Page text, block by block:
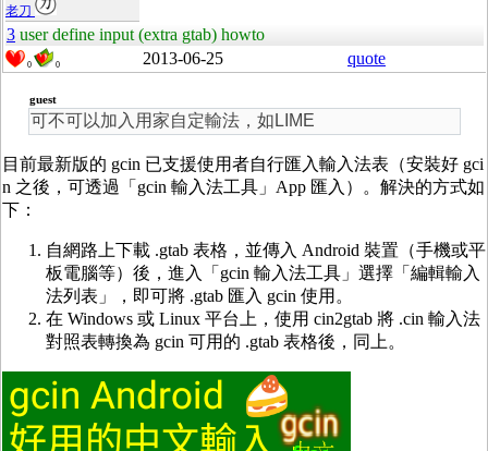
老刀
3 user define input (extra gtab) howto
0 0 2013-06-25 quote
guest
可不可以加入用家自定輸法，如LIME
目前最新版的 gcin 已支援使用者自行匯入輸入法表（安裝好 gci
n 之後，可透過「gcin 輸入法工具」App 匯入）。解決的方式如
下：
自網路上下載 .gtab 表格，並傳入 Android 裝置（手機或平
板電腦等）後，進入「gcin 輸入法工具」選擇「編輯輸入
法列表」，即可將 .gtab 匯入 gcin 使用。
在 Windows 或 Linux 平台上，使用 cin2gtab 將 .cin 輸入法
對照表轉換為 gcin 可用的 .gtab 表格後，同上。